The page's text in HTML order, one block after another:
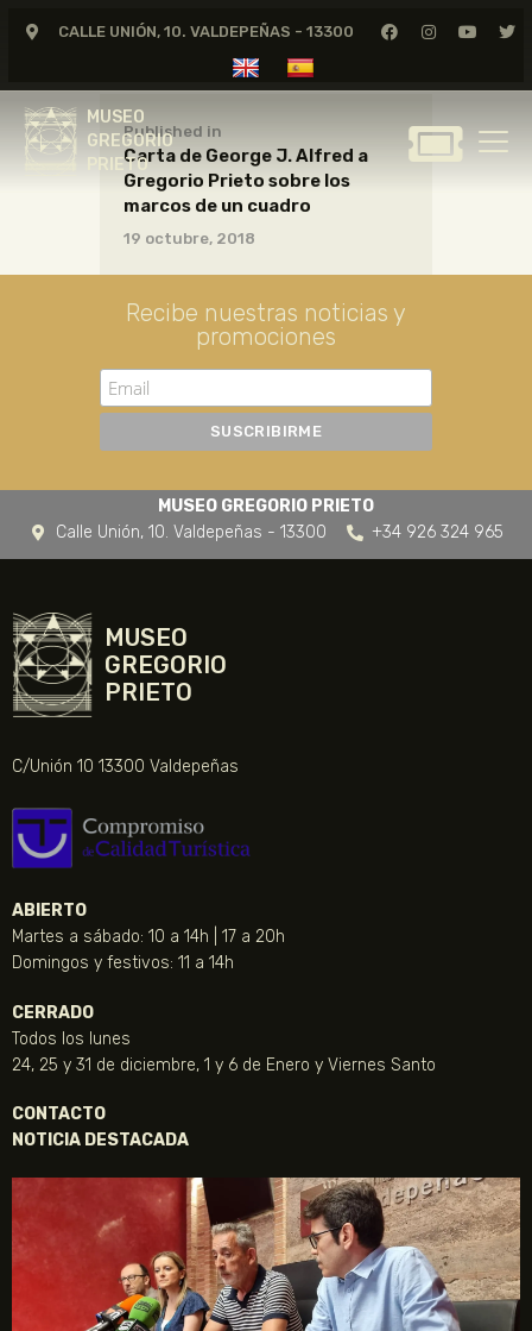
CALLE UNIÓN, 10. VALDEPEÑAS - 13300
MUSEO
GREGORIO
PRIETO
MUSEO
GREGORIO
GREGORIO PRIETO
MUSEO
ARCHIVO
CERTAMEN DE DIBUJO
FUNDACIÓN
TIENDA
NOTICIAS
Published in
Carta de George J. Alfred a
Gregorio Prieto sobre los
marcos de un cuadro
19 octubre, 2018
Recibe nuestras noticias y
promociones
MUSEO GREGORIO PRIETO
Calle Unión, 10. Valdepeñas - 13300
+34 926 324 965
MUSEO
GREGORIO
PRIETO
C/Unión 10 13300 Valdepeñas
ABIERTO
Martes a sábado: 10 a 14h | 17 a 20h
Domingos y festivos: 11 a 14h
CERRADO
Todos los lunes
24, 25 y 31 de diciembre, 1 y 6 de Enero y Viernes Santo
CONTACTO
NOTICIA DESTACADA